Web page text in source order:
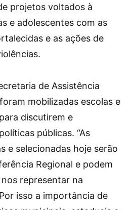
projetos voltados à
e adolescentes com as
e as ações de
de Assistência
mobilizadas escolas e
discutirem e
públicas. “As
e selecionadas hoje serão
Regional e podem
representar na
isso a importância de